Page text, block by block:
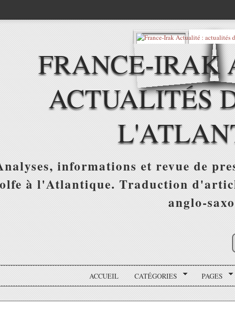
FRANCE-IRAK
ACTUALITÉS
informations et revue de
à l'Atlantique. Traduction
anglo-
ACCUEIL CATÉGORIES PAGES